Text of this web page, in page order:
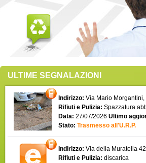
ULTIME SEGNALAZIONI
Indirizzo: Via Mario
Rifiuti e Pulizia: Spazzatura
Data: 27/07/2026 Ultimo
Stato: Trasmesso all'U.R.P.
Indirizzo: Via della Muratella 42
Rifiuti e Pulizia: discarica